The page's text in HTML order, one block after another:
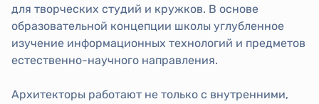
для творческих студий и кружков. В основе
образовательной концепции школы углубленное
изучение информационных технологий и предметов
естественно-научного направления.
Архитекторы работают не только с внутренними,